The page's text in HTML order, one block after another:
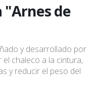
"Arnes de
y desarrollado por
chaleco a la cintura,
y reducir el peso del